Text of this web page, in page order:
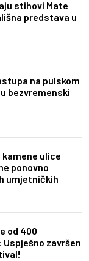
stihovi Mate
predstava u
na pulskom
bezvremenski
ulice
ponovno
umjetničkih
od 400
završen